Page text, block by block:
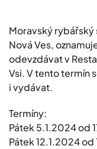
Moravský
Nová Ves,
odevzdávat v
Vsi. V tento termín
i vydávat.
Termíny:
Pátek 5.1.2024 od
Pátek 12.1.2024